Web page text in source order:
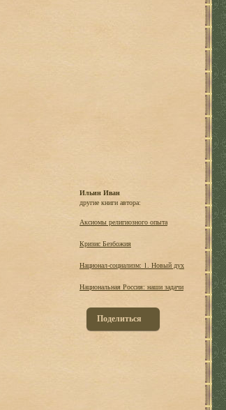
Ильин Иван
другие книги автора:
Аксиомы религиозного опыта
Кризис Безбожия
Национал-социализм: 1. Новый дух
Национальная Россия: наши задачи
Поделиться